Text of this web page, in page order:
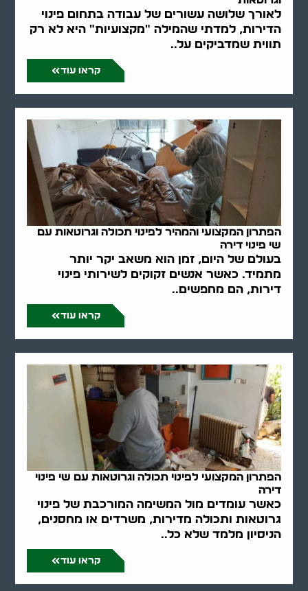
לאורך שלושה עשורים של עבודה בתחום פינוי
הדירות, למדתי שהמילה "מקצועיות" היא לא רק
תווית שמדביקים על..
קראו עוד
הפתרון המקצועי והמהיר לפינוי תכולה וגרוטאות עם
שי פינוי דירה
בעולם של היום, זמן הוא משאב יקר יותר
מתמיד. כאשר אנשים זקוקים לשירותי פינוי
דירות, הם מחפשים..
קראו עוד
הפתרון המקצועי לפינוי תכולה וגרוטאות עם שי פינוי
דירה
כאשר עומדים מול המשימה המורכבת של פינוי
גרוטאות ותכולה מדירות, משרדים או מחסנים,
הניסיון מלמד שלא כל..
קראו עוד